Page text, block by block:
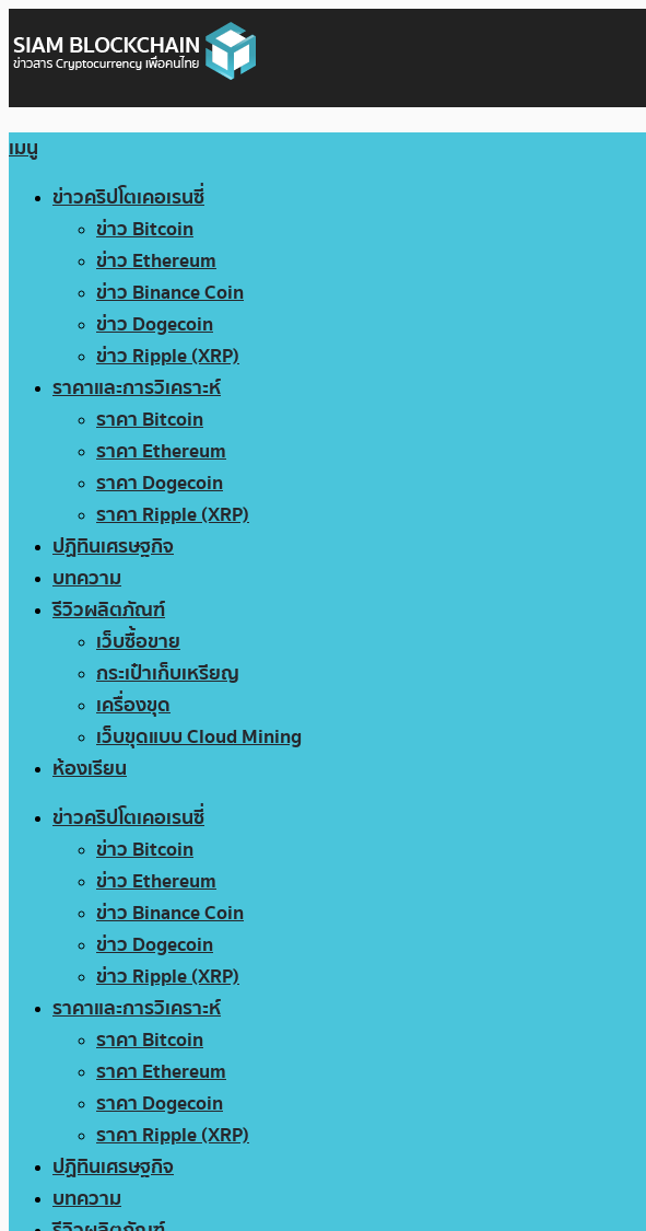
เมนู
ข่าวคริปโตเคอเรนซี่
ข่าว Bitcoin
ข่าว Ethereum
ข่าว Binance Coin
ข่าว Dogecoin
ข่าว Ripple (XRP)
ราคาและการวิเคราะห์
ราคา Bitcoin
ราคา Ethereum
ราคา Dogecoin
ราคา Ripple (XRP)
ปฏิทินเศรษฐกิจ
บทความ
รีวิวผลิตภัณฑ์
เว็บซื้อขาย
กระเป๋าเก็บเหรียญ
เครื่องขุด
เว็บขุดแบบ Cloud Mining
ห้องเรียน
ข่าวคริปโตเคอเรนซี่
ข่าว Bitcoin
ข่าว Ethereum
ข่าว Binance Coin
ข่าว Dogecoin
ข่าว Ripple (XRP)
ราคาและการวิเคราะห์
ราคา Bitcoin
ราคา Ethereum
ราคา Dogecoin
ราคา Ripple (XRP)
ปฏิทินเศรษฐกิจ
บทความ